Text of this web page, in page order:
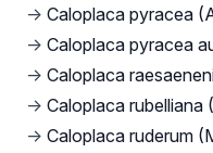
→ Caloplaca pyracea
→ Caloplaca pyracea
→ Caloplaca
→ Caloplaca rubelliana
→ Caloplaca ruderum